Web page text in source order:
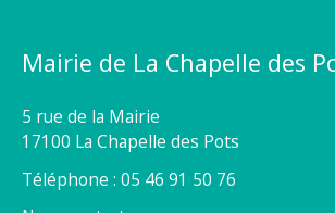
Mairie de La Chapelle des
5 rue de la Mairie
17100 La Chapelle des Pots
Téléphone : 05 46 91 50 76